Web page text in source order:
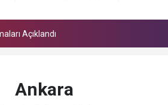
Açıklandı
Ankara